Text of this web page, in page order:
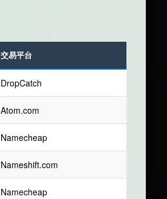
交易平台
DropCatch
Atom.com
Namecheap
Nameshift.com
Namecheap